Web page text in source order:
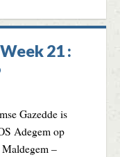
21 :
Gazedde is
Adegem op
–